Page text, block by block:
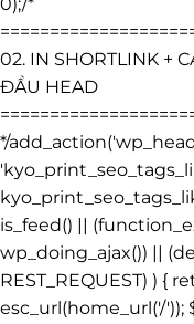
02. IN SHORTLINK +
ĐẦU HEAD
*/
is_feed() ||
wp_doing_ajax()) ||
REST_REQUEST) ) {
esc_url(home_url('/'));